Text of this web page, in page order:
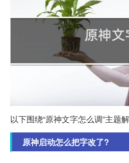
以下围绕“原神文字怎么调”主题
原神启动怎么把字改了?